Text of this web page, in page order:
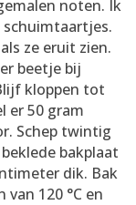
noten. Ik
schuimtaartjes.
ze eruit zien.
beetje bij
kloppen tot
er 50 gram
Schep twintig
bakplaat
dik. Bak
120 °C en